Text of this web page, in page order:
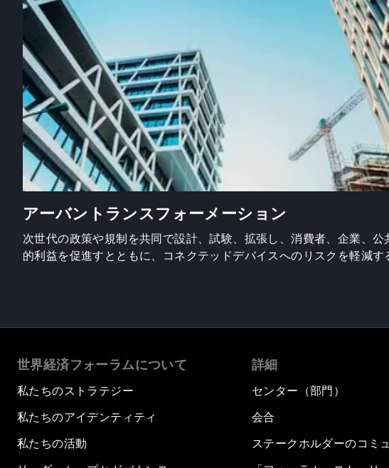
アーバントランスフォーメーション
次世代の政策や規制を共同で設計、試験、拡張し、消費者、企業、公
的利益を促進すとともに、コネクテッドデバイスへのリスクを軽減す
世界経済フォーラムについて
私たちのストラテジー
私たちのアイデンティティ
私たちの活動
詳細
センター（部門）
会合
ステークホルダーのコミ